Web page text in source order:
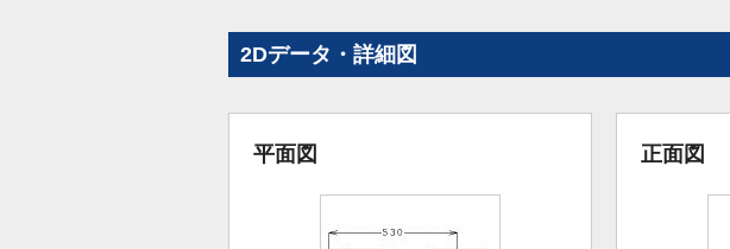
2Dデータ・詳細図
平面図 正面図